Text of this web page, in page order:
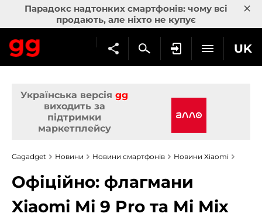
Парадокс надтонких смартфонів: чому всі
продають, але ніхто не купує
×
UK
Українська версія gg
виходить за
підтримки
маркетплейсу
Gagadget Новини Новини смартфонів Новини Xiaomi
Офіційно: флагмани
Xiaomi Mi 9 Pro та Mi Mix